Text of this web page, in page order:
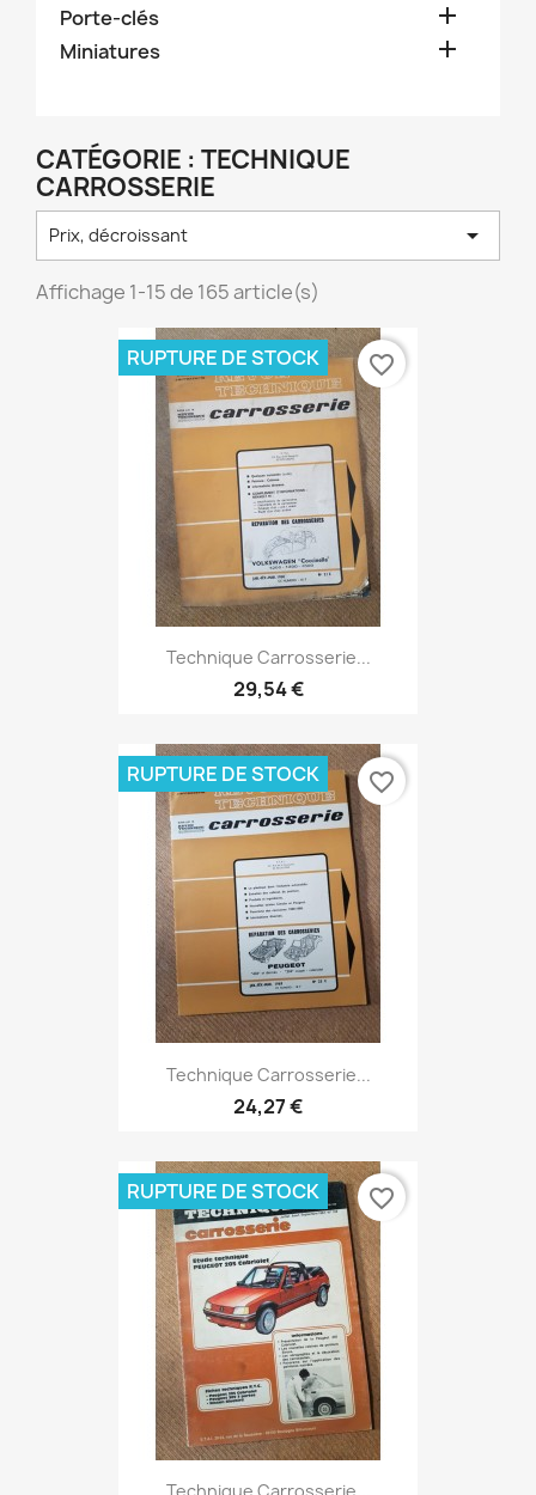
Porte-clés 
Miniatures 
CATÉGORIE : TECHNIQUE
CARROSSERIE
Prix, décroissant 
Affichage 1-15 de 165 article(s)
Technique Carrosserie...
29,54 €
RUPTURE DE STOCK favorite_border
Technique Carrosserie...
24,27 €
RUPTURE DE STOCK favorite_border
RUPTURE DE STOCK favorite_border